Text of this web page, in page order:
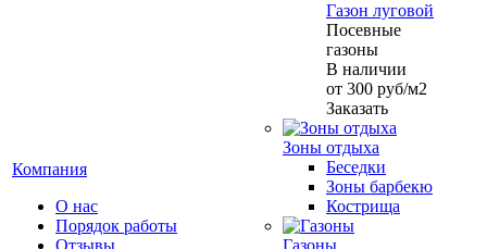
Компания
О нас
Порядок работы
Отзывы
Газон луговой
Посевные
газоны
В наличии
от 300 руб/м2
Заказать
Зоны отдыха
Беседки
Зоны барбекю
Кострища
Газоны